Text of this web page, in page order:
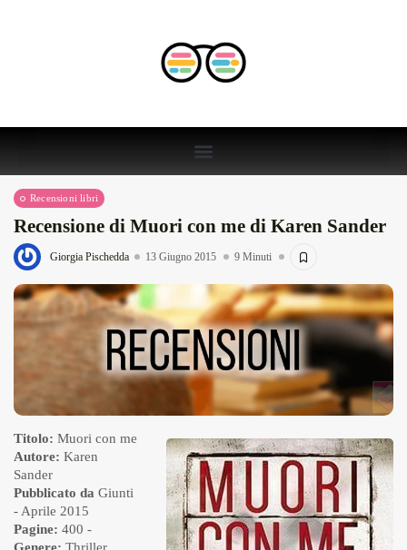
Recensioni libri
Recensione di Muori con me di Karen Sander
Giorgia Pischedda 13 Giugno 2015 9 Minuti
Titolo: Muori con me
Autore: Karen
Sander
Pubblicato da Giunti
- Aprile 2015
Pagine: 400 -